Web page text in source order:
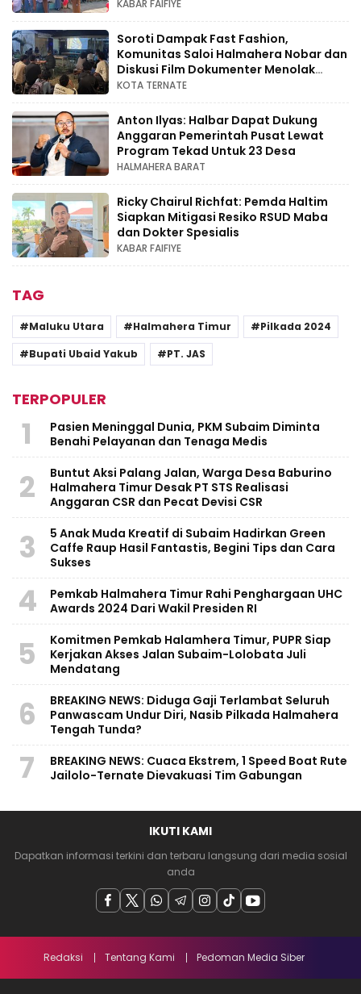
KABAR FAIFIYE
Soroti Dampak Fast Fashion,
Komunitas Saloi Halmahera Nobar dan
Diskusi Film Dokumenter Menolak
Punah
KOTA TERNATE
Anton Ilyas: Halbar Dapat Dukung
Anggaran Pemerintah Pusat Lewat
Program Tekad Untuk 23 Desa
HALMAHERA BARAT
Ricky Chairul Richfat: Pemda Haltim
Siapkan Mitigasi Resiko RSUD Maba
dan Dokter Spesialis
KABAR FAIFIYE
TAG
Maluku Utara Halmahera Timur
Pilkada 2024
Bupati Ubaid Yakub
PT. JAS
TERPOPULER
1
Pasien Meninggal Dunia, PKM Subaim Diminta
Benahi Pelayanan dan Tenaga Medis
2
Buntut Aksi Palang Jalan, Warga Desa Baburino
Halmahera Timur Desak PT STS Realisasi
Anggaran CSR dan Pecat Devisi CSR
3
5 Anak Muda Kreatif di Subaim Hadirkan Green
Caffe Raup Hasil Fantastis, Begini Tips dan Cara
Sukses
4
Pemkab Halmahera Timur Rahi Penghargaan UHC
Awards 2024 Dari Wakil Presiden RI
5
Komitmen Pemkab Halamhera Timur, PUPR Siap
Kerjakan Akses Jalan Subaim-Lolobata Juli
Mendatang
6
BREAKING NEWS: Diduga Gaji Terlambat Seluruh
Panwascam Undur Diri, Nasib Pilkada Halmahera
Tengah Tunda?
7
BREAKING NEWS: Cuaca Ekstrem, 1 Speed Boat Rute
Jailolo-Ternate Dievakuasi Tim Gabungan
IKUTI KAMI
Dapatkan informasi terkini dan terbaru langsung dari media sosial
anda
Redaksi Tentang Kami Pedoman Media Siber